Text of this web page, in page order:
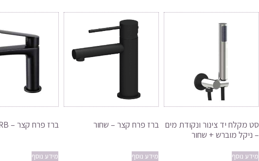
סט מקלח יד צינור ונקודת מים
– ניקל מוברש + שחור
מידע נוסף
ברז פרח קצר – שחור
מידע נוסף
ברז פרח קצר – ORB
מידע נוסף